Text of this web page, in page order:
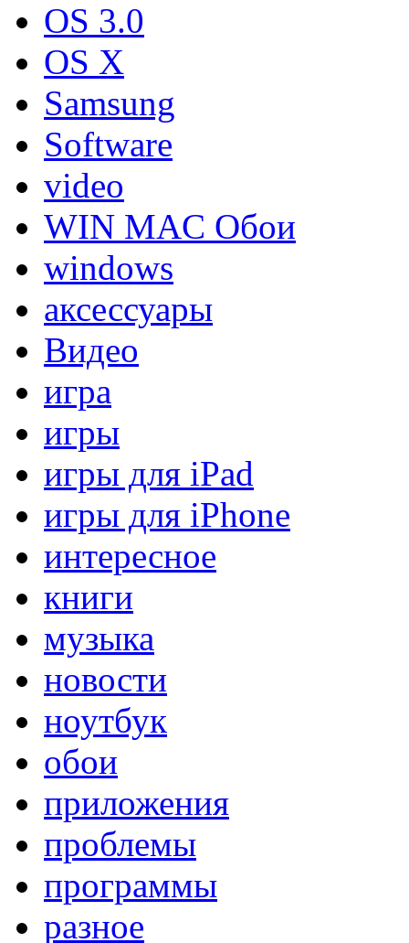
OS 3.0
OS X
Samsung
Software
video
WIN MAC Обои
windows
аксессуары
Видео
игра
игры
игры для iPad
игры для iPhone
интересное
книги
музыка
новости
ноутбук
обои
приложения
проблемы
программы
разное